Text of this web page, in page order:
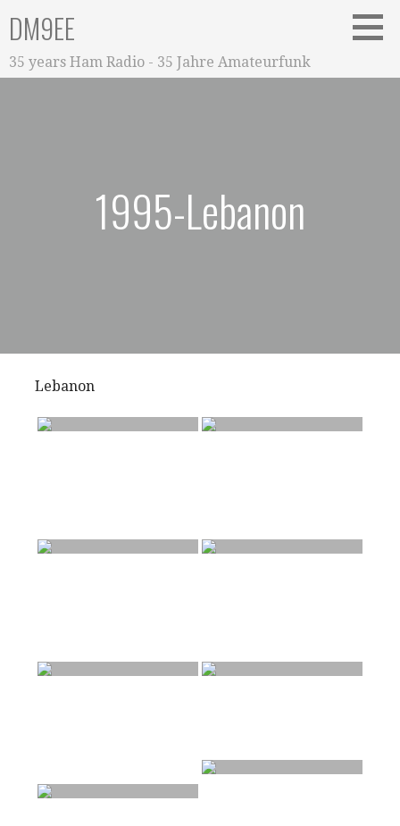
Inhalt
springen
DM9EE
35 years Ham Radio - 35 Jahre Amateurfunk
1995-Lebanon
Lebanon